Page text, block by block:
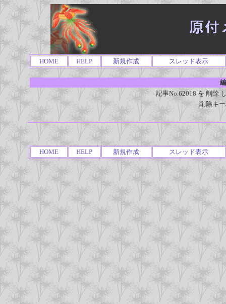
HOME HELP 新規作成 スレッド表示
記事No.62018 を 削除
削除キ
HOME HELP 新規作成 スレッド表示